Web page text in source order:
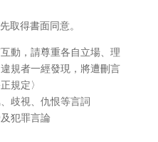
取得書面同意。
動，請尊重各自立場、理
規者一經發現，將遭刪言
規定〉
歧視、仇恨等言詞
犯罪言論